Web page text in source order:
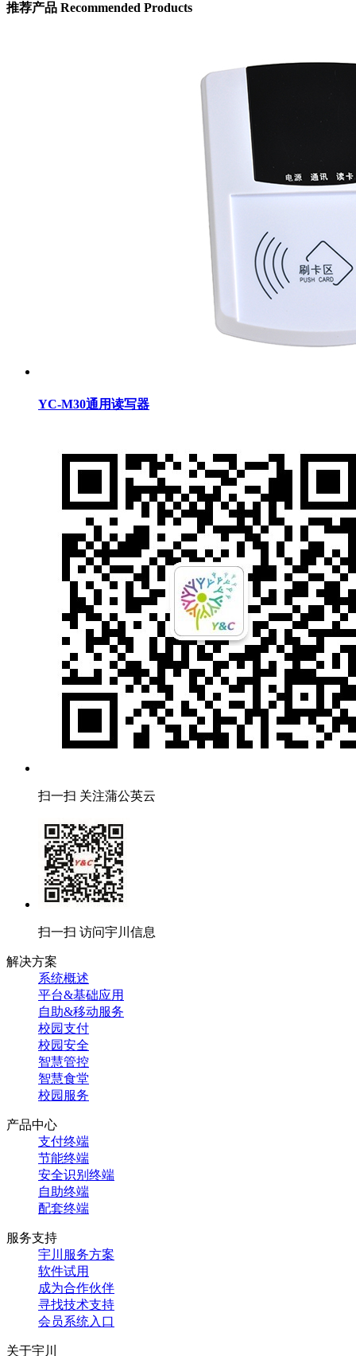
推荐产品 Recommended Products
YC-M30通用读写器
扫一扫 关注蒲公英云
扫一扫 访问宇川信息
解决方案
系统概述
平台&基础应用
自助&移动服务
校园支付
校园安全
智慧管控
智慧食堂
校园服务
产品中心
支付终端
节能终端
安全识别终端
自助终端
配套终端
服务支持
宇川服务方案
软件试用
成为合作伙伴
寻找技术支持
会员系统入口
关于宇川